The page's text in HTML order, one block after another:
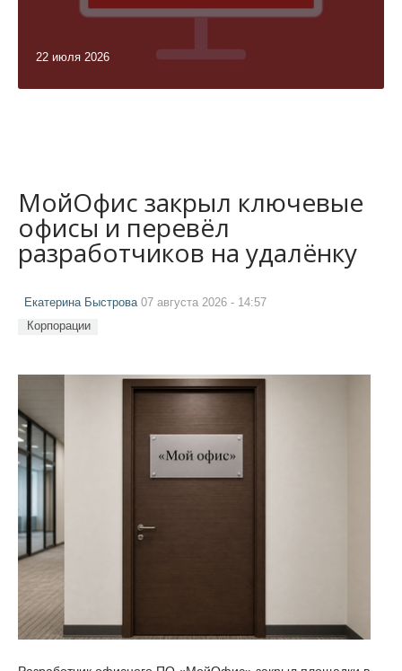
22 июля 2026
МойОфис закрыл ключевые
офисы и перевёл
разработчиков на удалёнку
Екатерина Быстрова 07 августа 2026 - 14:57
Корпорации